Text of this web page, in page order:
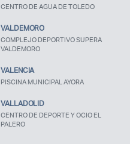
CENTRO DE AGUA DE TOLEDO
VALDEMORO
COMPLEJO DEPORTIVO SUPERA
VALDEMORO
VALENCIA
PISCINA MUNICIPAL AYORA
VALLADOLID
CENTRO DE DEPORTE Y OCIO EL
PALERO